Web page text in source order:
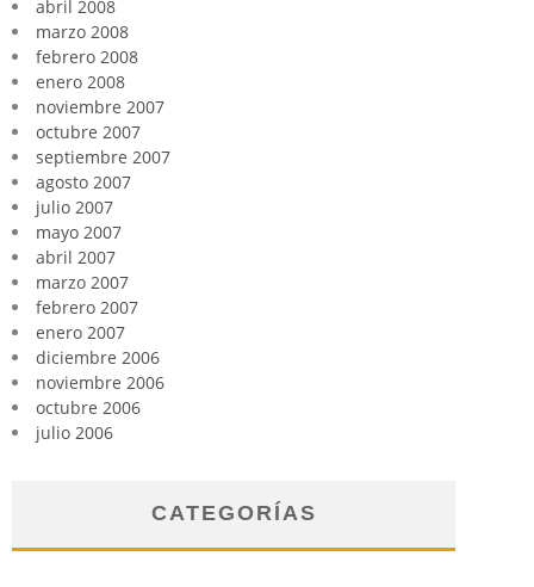
abril 2008
marzo 2008
febrero 2008
enero 2008
noviembre 2007
octubre 2007
septiembre 2007
agosto 2007
julio 2007
mayo 2007
abril 2007
marzo 2007
febrero 2007
enero 2007
diciembre 2006
noviembre 2006
octubre 2006
julio 2006
CATEGORÍAS